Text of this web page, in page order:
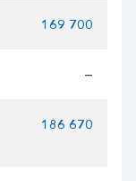
169 700
—
186 670